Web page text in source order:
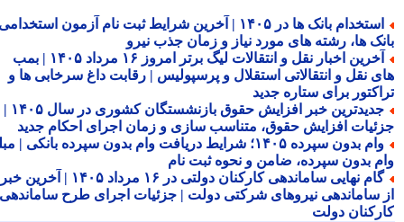
استخدام بانک ها در ۱۴۰۵ | آخرین شرایط ثبت نام آزمون استخدامی
ها، رشته های مورد نیاز و زمان جذب نیرو
آخرین اخبار نقل و انتقالات لیگ برتر امروز ۱۶ مرداد ۱۴۰۵ | بمب
نقل و انتقالاتی استقلال و پرسپولیس | رقابت داغ سرخابی ها و
برای ستاره جدید
جدیدترین خبر افزایش حقوق بازنشستگان کشوری در سال ۱۴۰۵ |
افزایش حقوق، متناسب سازی و زمان اجرای احکام جدید
وام بدون سپرده ۱۴۰۵؛ شرایط دریافت وام بدون سپرده بانکی | مبلغ
بدون سپرده، ضامن و نحوه ثبت نام
گام نهایی ساماندهی کارکنان دولتی در ۱۶ مرداد ۱۴۰۵ | آخرین خبر
ساماندهی نیروهای شرکتی دولت | جزئیات اجرای طرح ساماندهی
دولت